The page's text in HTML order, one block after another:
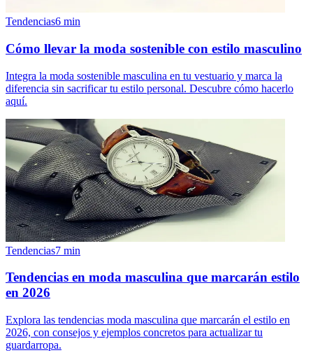
Tendencias6 min
Cómo llevar la moda sostenible con estilo masculino
Integra la moda sostenible masculina en tu vestuario y marca la
diferencia sin sacrificar tu estilo personal. Descubre cómo hacerlo
aquí.
Tendencias7 min
Tendencias en moda masculina que marcarán estilo
en 2026
Explora las tendencias moda masculina que marcarán el estilo en
2026, con consejos y ejemplos concretos para actualizar tu
guardarropa.